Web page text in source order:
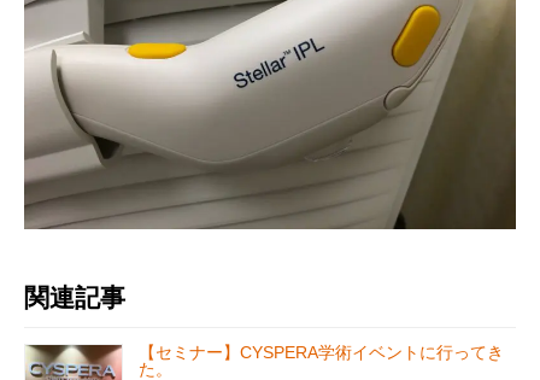
関連記事
【セミナー】CYSPERA学術イベントに行ってき
た。